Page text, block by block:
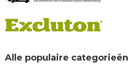
Alle populaire categorieën